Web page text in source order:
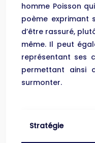
homme Poisson
poème exprimant
d’être rassuré,
même. Il peut
représentant ses
permettant ainsi
surmonter.
Stratégie